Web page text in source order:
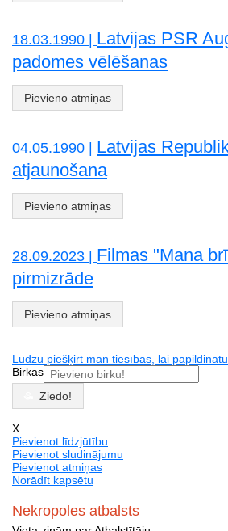
18.03.1990 | Latvijas PSR
padomes vēlēšanas
Pievieno atmiņas
04.05.1990 | Latvijas
atjaunošana
Pievieno atmiņas
28.09.2023 | Filmas "Mana
pirmizrāde
Pievieno atmiņas
Lūdzu piešķirt man tiesības, lai
Birkas
Ziedo!
X
Pievienot līdzjūtību
Pievienot sludinājumu
Pievienot atmiņas
Norādīt kapsētu
Nekropoles atbalsts